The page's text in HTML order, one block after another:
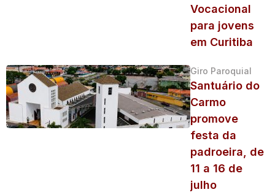
Vocacional
para jovens
em Curitiba
Giro Paroquial
Santuário do
Carmo
promove
festa da
padroeira, de
11 a 16 de
julho